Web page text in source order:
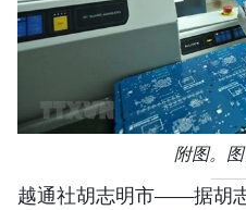
附图。
越通社胡志明市——据胡